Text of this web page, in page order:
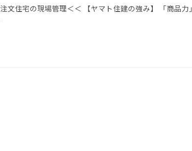
住宅の現場管理＜＜ 【ヤマト住建の強み】 「商品力」